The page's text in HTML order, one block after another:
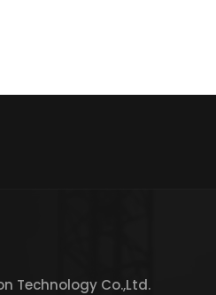
Technology Co.,Ltd.